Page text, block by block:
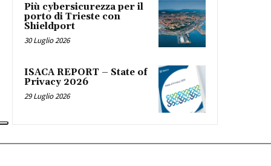
Più cybersicurezza per il
porto di Trieste con
Shieldport
30 Luglio 2026
ISACA REPORT – State of
Privacy 2026
29 Luglio 2026